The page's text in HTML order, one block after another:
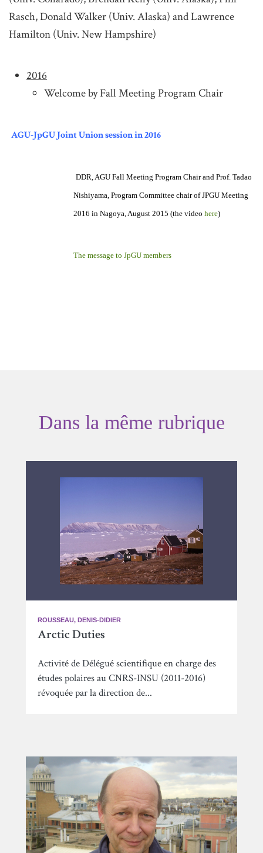
Rasch, Donald Walker (Univ. Alaska) and Lawrence
Hamilton (Univ. New Hampshire)
2016
Welcome by Fall Meeting Program Chair
AGU-JpGU Joint Union session in 2016
DDR, AGU Fall Meeting Program Chair and Prof. Tadao
Nishiyama, Program Committee chair of JPGU Meeting
2016 in Nagoya, August 2015 (the video here)
The message to JpGU members
Dans la même rubrique
ROUSSEAU, DENIS-DIDIER
Arctic Duties
Activité de Délégué scientifique en charge des
études polaires au CNRS-INSU (2011-2016)
révoquée par la direction de...